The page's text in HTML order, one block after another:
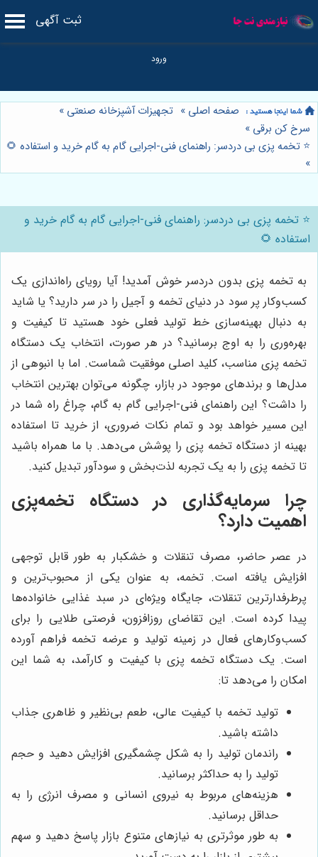
ثبت آگهی
صفحه اصلی » تجهیزات آشپزخانه صنعتی »
سرخ کن برقی »
⭐️ تخمه پزی بی دردسر: راهنمای فنی-اجرایی گام به گام خرید و استفاده 🌻
»
⭐️ تخمه پزی بی دردسر: راهنمای فنی-اجرایی گام به گام خرید و
استفاده 🌻
به تخمه پزی بدون دردسر خوش آمدید! آیا رویای راه‌اندازی یک
کسب‌وکار پر سود در دنیای تخمه و آجیل را در سر دارید؟ یا شاید
به دنبال بهینه‌سازی خط تولید فعلی خود هستید تا کیفیت و
بهره‌وری را به اوج برسانید؟ در هر صورت، انتخاب یک دستگاه
تخمه پزی مناسب، کلید اصلی موفقیت شماست. اما با انبوهی از
مدل‌ها و برندهای موجود در بازار، چگونه می‌توان بهترین انتخاب
را داشت؟ این راهنمای فنی-اجرایی گام به گام، چراغ راه شما در
این مسیر خواهد بود و تمام نکات ضروری، از خرید تا استفاده
بهینه از دستگاه تخمه پزی را پوشش می‌دهد. با ما همراه باشید
تا تخمه پزی را به یک تجربه لذت‌بخش و سودآور تبدیل کنید.
چرا سرمایه‌گذاری در دستگاه تخمه‌پزی
اهمیت دارد؟
در عصر حاضر، مصرف تنقلات و خشکبار به طور قابل توجهی
افزایش یافته است. تخمه، به عنوان یکی از محبوب‌ترین و
پرطرفدارترین تنقلات، جایگاه ویژه‌ای در سبد غذایی خانواده‌ها
پیدا کرده است. این تقاضای روزافزون، فرصتی طلایی را برای
کسب‌وکارهای فعال در زمینه تولید و عرضه تخمه فراهم آورده
است. یک دستگاه تخمه پزی با کیفیت و کارآمد، به شما این
امکان را می‌دهد تا:
تولید تخمه با کیفیت عالی، طعم بی‌نظیر و ظاهری جذاب
داشته باشید.
راندمان تولید را به شکل چشمگیری افزایش دهید و حجم
تولید را به حداکثر برسانید.
هزینه‌های مربوط به نیروی انسانی و مصرف انرژی را به
حداقل برسانید.
به طور موثرتری به نیازهای متنوع بازار پاسخ دهید و سهم